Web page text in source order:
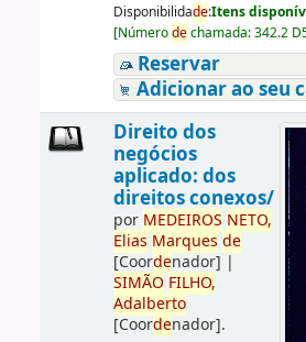
Disponibilidade:Itens
[Númerodechamada:342.2
Reservar
Adicionar ao seu
Direito dos
negócios
aplicado: dos
direitos conexos/
por MEDEIROS NETO,
Elias Marques de
[Coordenador] |
SIMÃO FILHO,
Adalberto
[Coordenador].